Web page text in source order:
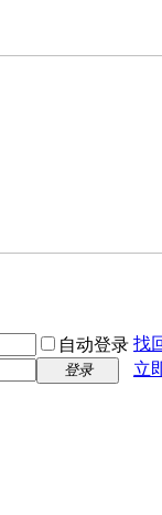
自动登录 找
登录 立